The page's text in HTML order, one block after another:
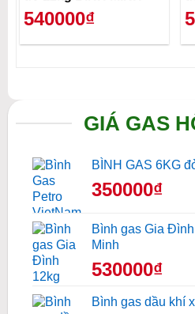
540000₫
GIÁ GAS
BÌNH GAS 6KG
350000₫
Bình gas Gia
Minh
530000₫
Bình gas dầu khí